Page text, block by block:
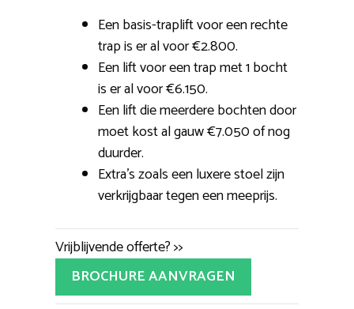
Een basis-traplift voor een rechte
trap is er al voor €2.800.
Een lift voor een trap met 1 bocht
is er al voor €6.150.
Een lift die meerdere bochten door
moet kost al gauw €7.050 of nog
duurder.
Extra’s zoals een luxere stoel zijn
verkrijgbaar tegen een meeprijs.
Vrijblijvende offerte? >>
BROCHURE AANVRAGEN